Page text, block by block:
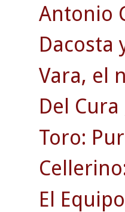
Antonio
Dacosta
Vara, el
Del
Toro:
El